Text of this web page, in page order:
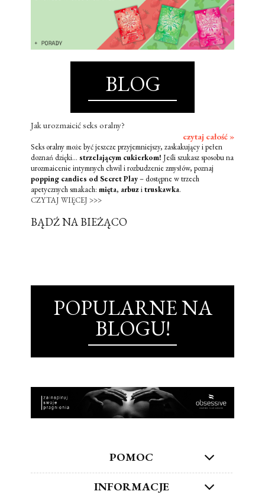
BLOG
Jak urozmaicić seks oralny?
czytaj całość »
Seks oralny może być jeszcze przyjemniejszy, zaskakujący i pełen
doznań dzięki... strzelającym cukierkom! Jeśli szukasz sposobu na
urozmaicenie intymnych chwil i rozbudzenie zmysłów, poznaj
popping candies od Secret Play– dostępne w trzech
apetycznych smakach: mięta, arbuzitruskawka.
CZYTAJ WIĘCEJ >>>
BĄDŹ NA BIEŻĄCO
POPULARNE NA
BLOGU!
POMOC
INFORMACJE